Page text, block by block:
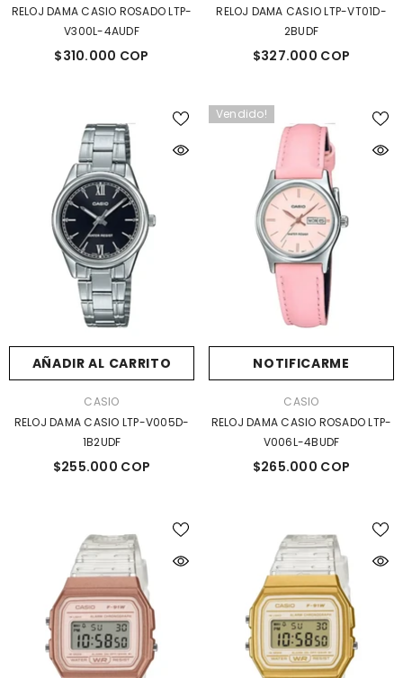
RELOJ DAMA CASIO ROSADO LTP-
V300L-4AUDF
$310.000 COP
RELOJ DAMA CASIO LTP-VT01D-
2BUDF
$327.000 COP
AÑADIR AL CARRITO
CASIO
RELOJ DAMA CASIO LTP-V005D-
1B2UDF
$255.000 COP
Vendido!
NOTIFICARME
CASIO
RELOJ DAMA CASIO ROSADO LTP-
V006L-4BUDF
$265.000 COP